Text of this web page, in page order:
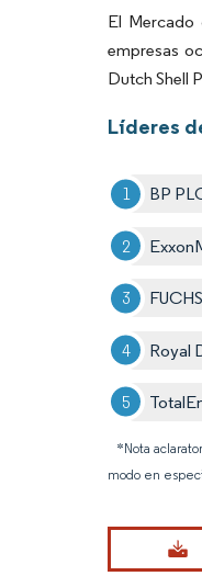
El Mercado
empresas
Dutch Shell
Líderes
BP
FUCHS
Royal
*Nota
modo en